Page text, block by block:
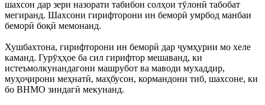
шахсон дар зери назорати табибон солҳои тӯлонӣ табобат
мегиранд. Шахсони гирифторони ин беморӣ умрбод манбаи
беморӣ боқӣ мемонанд.
Хушбахтона, гирифторони ин беморӣ дар ҷумҳурии мо хеле
каманд. Гурӯҳҳое ба сил гирифтор мешаванд, ки
истеъмолкунандагони машрубот ва маводи мухаддир,
муҳоҷирони меҳнатӣ, маҳбусон, кормандони тиб, шахсоне, ки
бо ВНМО зиндагӣ мекунанд.